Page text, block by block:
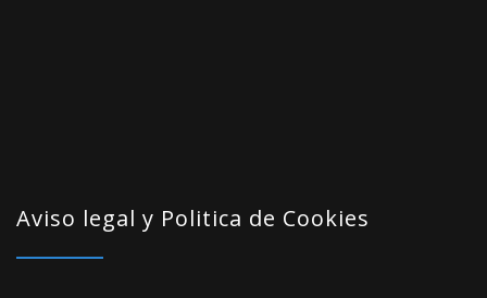
Aviso legal y Politica de Cookies